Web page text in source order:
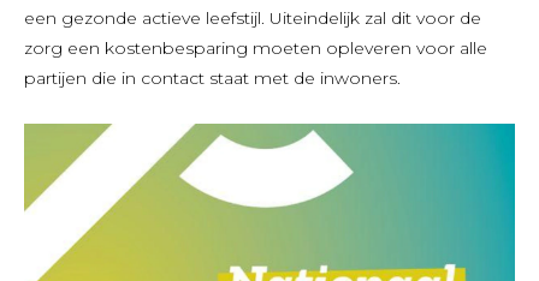
een gezonde actieve leefstijl. Uiteindelijk zal dit voor de
zorg een kostenbesparing moeten opleveren voor alle
partijen die in contact staat met de inwoners.